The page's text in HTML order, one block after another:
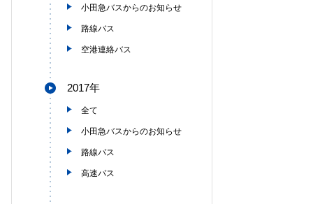
小田急バスからのお知らせ
路線バス
空港連絡バス
2017年
全て
小田急バスからのお知らせ
路線バス
高速バス